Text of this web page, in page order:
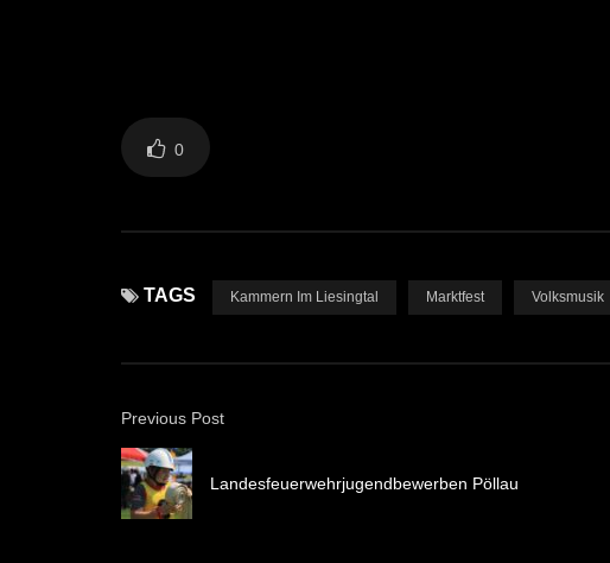
0
TAGS Kammern Im Liesingtal Marktfest Volksmusik
Previous Post
Landesfeuerwehrjugendbewerben Pöllau